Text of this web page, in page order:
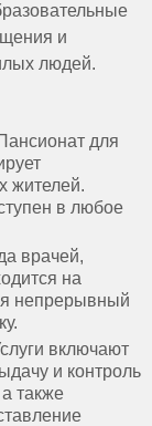
и
людей.
для
жителей.
в любое
врачей,
на
непрерывный
включают
и контроль
также